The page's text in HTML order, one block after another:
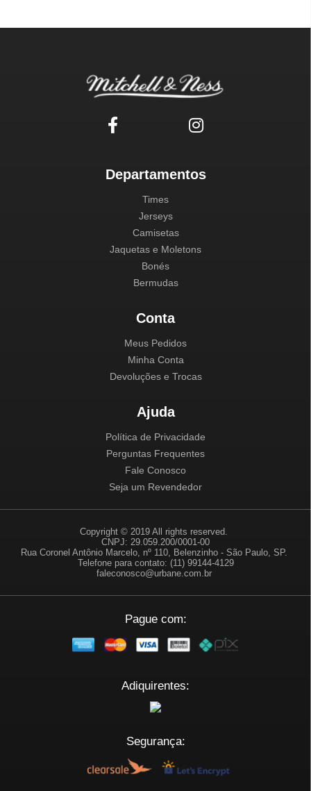
Departamentos
Times
Jerseys
Camisetas
Jaquetas e Moletons
Bonés
Bermudas
Conta
Meus Pedidos
Minha Conta
Devoluções e Trocas
Ajuda
Política de Privacidade
Perguntas Frequentes
Fale Conosco
Seja um Revendedor
Copyright © 2019 All rights reserved.
CNPJ: 29.059.200/0001-00
Rua Coronel Antônio Marcelo, nº 110, Belenzinho - São Paulo, SP.
Telefone para contato: (11) 99144-4129
faleconosco@urbane.com.br
Pague com:
Adiquirentes:
Segurança: